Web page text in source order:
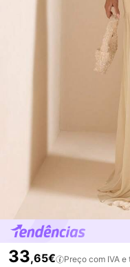
33,65€ Preço com IVA